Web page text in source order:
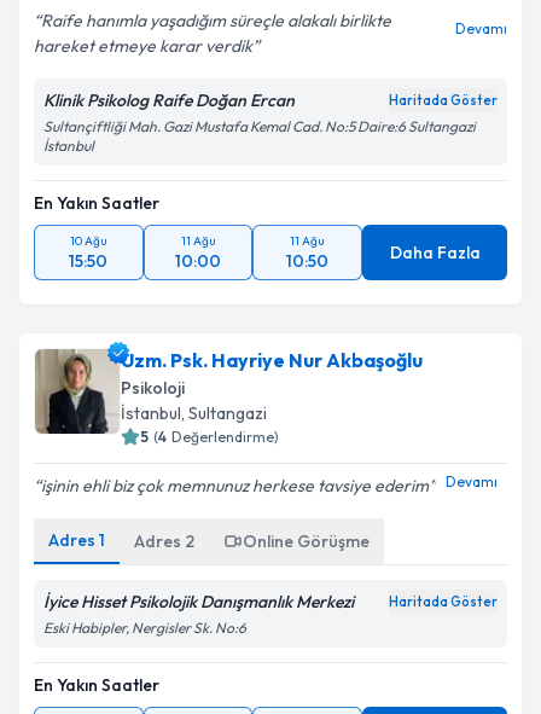
Raife hanımla yaşadığım süreçle alakalı birlikte
hareket etmeye karar verdik
Devamı
Klinik Psikolog Raife Doğan Ercan Haritada Göster
Sultançiftliği Mah. Gazi Mustafa Kemal Cad. No:5 Daire:6 Sultangazi
İstanbul
En Yakın Saatler
10 Ağu
15:50
11 Ağu
10:00
11 Ağu
10:50 Daha Fazla
Uzm. Psk. Hayriye Nur Akbaşoğlu
Psikoloji
İstanbul, Sultangazi
5 (4 Değerlendirme)
işinin ehli biz çok memnunuz herkese tavsiye ederim Devamı
Adres 1 Adres 2 Online Görüşme
İyice Hisset Psikolojik Danışmanlık Merkezi Haritada Göster
Eski Habipler, Nergisler Sk. No:6
En Yakın Saatler